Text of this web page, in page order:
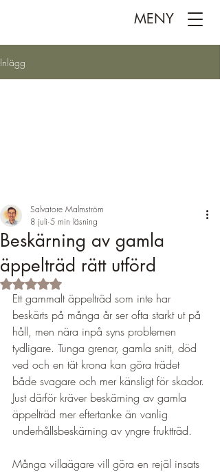
MENY
Inlägg
Beskärning av gamla
äppelträd rätt utförd
Salvatore Malmström
8 juli 5 min läsning
Betygsatt till NaN av 5 stjärnor.
Ett gammalt äppelträd som inte har
beskärts på många år ser ofta starkt ut på
håll, men nära inpå syns problemen
tydligare. Tunga grenar, gamla snitt, död
ved och en tät krona kan göra trädet
både svagare och mer känsligt för skador.
Just därför kräver beskärning av gamla
äppelträd mer eftertanke än vanlig
underhållsbeskärning av yngre fruktträd.
Många villaägare vill göra en rejäl insats